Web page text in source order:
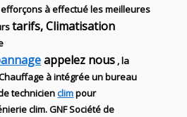
à effectué les meilleures
tarifs, Climatisation
appelez nous , la
à intégrée un bureau
technicienclimpour
clim.GNFSociété de